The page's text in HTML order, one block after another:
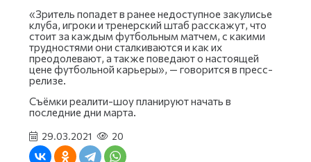
«Зритель попадет в ранее недоступное закулисье
клуба, игроки и тренерский штаб расскажут, что
стоит за каждым футбольным матчем, с какими
трудностями они сталкиваются и как их
преодолевают, а также поведают о настоящей
цене футбольной карьеры», — говорится в пресс-
релизе.
Съёмки реалити-шоу планируют начать в
последние дни марта.
29.03.2021 20